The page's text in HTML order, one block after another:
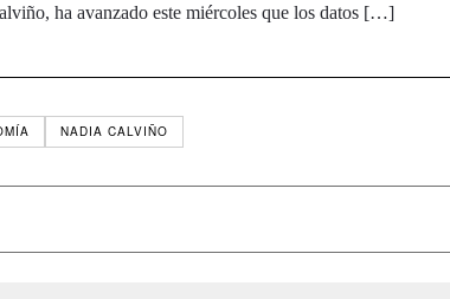
ha avanzado este miércoles que los datos […]
NADIA CALVIÑO